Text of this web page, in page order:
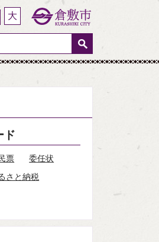
大
ド
票
委任状
さと納税